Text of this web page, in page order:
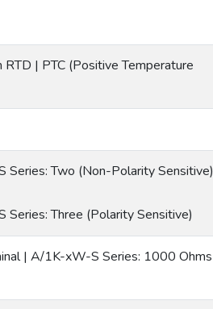
| PTC (Positive Temperature
Two (Non-Polarity Sensitive)
Three (Polarity Sensitive)
| A/1K-xW-S Series: 1000 Ohms